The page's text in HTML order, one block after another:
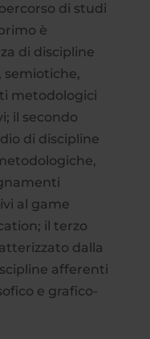
di studi
è
di discipline
semiotiche,
metodologici
il secondo
di discipline
al game
il terzo
dalla
afferenti
e grafico-